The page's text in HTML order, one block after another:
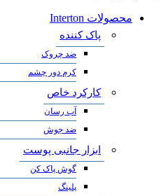
محصولات Interton
پاک کننده
ضد چروک
کرم دور چشم
کارکرد خاص
آب رسان
ضد جوش
ابزار جانبی پوست
گوش پاک کن
پلینگ